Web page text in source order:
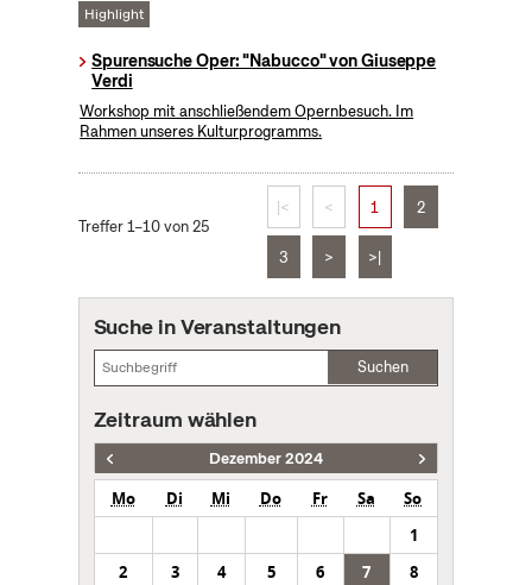
Highlight
Spurensuche Oper: "Nabucco" von Giuseppe
Verdi
Workshop mit anschließendem Opernbesuch. Im
Rahmen unseres Kulturprogramms.
Treffer 1–10 von 25
|< < 1 2
3 > >|
Suche in Veranstaltungen
Suchen
Zeitraum wählen
Dezember 2024
Mo Di Mi Do Fr Sa
So
1
2
3 4 5 6 7
8